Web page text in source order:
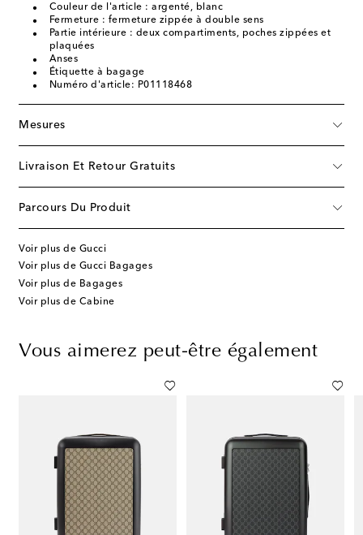
Couleur de l'article : argenté, blanc
Fermeture : fermeture zippée à double sens
Partie intérieure : deux compartiments, poches zippées et
plaquées
Anses
Étiquette à bagage
Numéro d'article: P01118468
Mesures
Livraison Et Retour Gratuits
Parcours Du Produit
Voir plus de Gucci
Voir plus de Gucci Bagages
Voir plus de Bagages
Voir plus de Cabine
Vous aimerez peut-être également